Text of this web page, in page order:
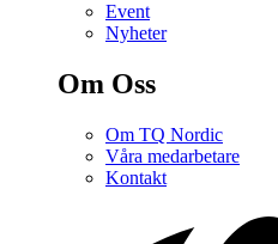
Event
Nyheter
Om Oss
Om TQ Nordic
Våra medarbetare
Kontakt